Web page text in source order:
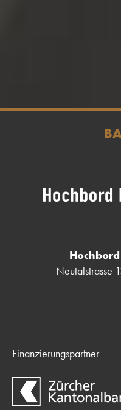
Neutalstrasse
Finanzierungspartner